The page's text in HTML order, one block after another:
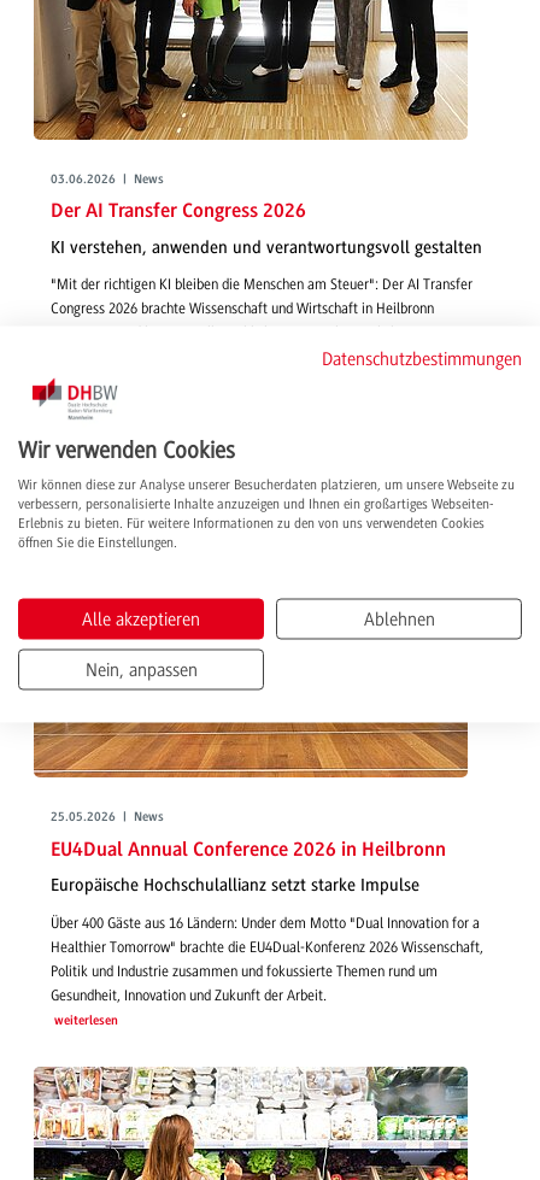
03.06.2026 | News
Der AI Transfer Congress 2026
KI verstehen, anwenden und verantwortungsvoll gestalten
"Mit der richtigen KI bleiben die Menschen am Steuer": Der AI Transfer
Congress 2026 brachte Wissenschaft und Wirtschaft in Heilbronn
wichtige Impulse für eine verantwortungsvolle Zukunft mit Künstlicher
Intelligenz.
weiterlesen
25.05.2026 | News
EU4Dual Annual Conference 2026 in Heilbronn
Europäische Hochschulallianz setzt starke Impulse
Über 400 Gäste aus 16 Ländern: Under dem Motto "Dual Innovation for a
Healthier Tomorrow" brachte die EU4Dual-Konferenz 2026 Wissenschaft,
Politik und Industrie zusammen und fokussierte Themen rund um
Gesundheit, Innovation und Zukunft der Arbeit.
weiterlesen
Datenschutzbestimmungen
Wir verwenden Cookies
Wir können diese zur Analyse unserer Besucherdaten platzieren, um unsere Webseite zu
verbessern, personalisierte Inhalte anzuzeigen und Ihnen ein großartiges Webseiten-
Erlebnis zu bieten. Für weitere Informationen zu den von uns verwendeten Cookies
öffnen Sie die Einstellungen.
Alle akzeptieren Ablehnen
Nein, anpassen